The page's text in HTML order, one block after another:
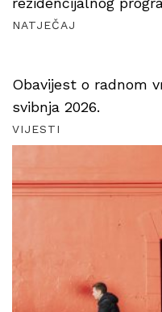
NATJEČAJ
Obavijest o radnom
svibnja 2026.
VIJESTI